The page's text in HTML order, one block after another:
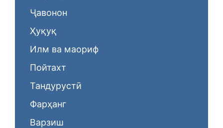
Ҷавонон
Ҳуқуқ
Илм ва маориф
Пойтахт
Тандурустӣ
Фарҳанг
Варзиш